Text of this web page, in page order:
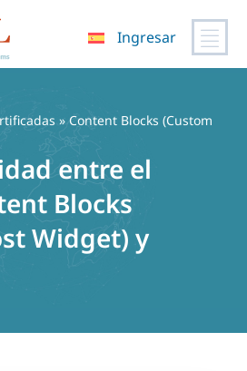
Ingresar
» Content Blocks (Custom
entre el
Blocks
Widget) y